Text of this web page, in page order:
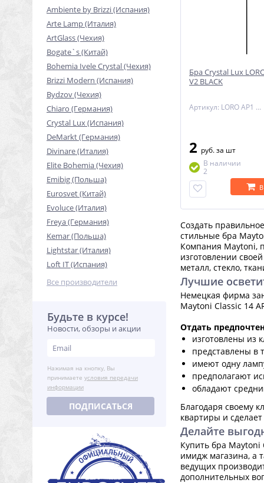
Ambiente by Brizzi (Испания)
Arte Lamp (Италия)
ArtGlass (Чехия)
Bogate`s (Китай)
Bohemia Ivele Crystal (Чехия)
Brizzi Modern (Испания)
Bydzov (Чехия)
Chiaro (Германия)
Crystal Lux (Испания)
DeMarkt (Германия)
Divinare (Италия)
Elite Bohemia (Чехия)
Emibig (Польша)
Eurosvet (Китай)
Evoluce (Италия)
Freya (Германия)
Kemar (Польша)
Lightstar (Италия)
Loft IT (Испания)
Все производители
Будьте в курсе!
Новости, обзоры и акции
Нажимая на кнопку, Вы
принимаете условия передачи
информации
ПОДПИСАТЬСЯ
Бра Crystal Lux
V2 BLACK
Артикул: LORO AP1 V2 BLACK
2 руб.за шт
В наличии
2
Создать
стильные бра
Компания Maytoni,
изготовлении
металл, стекло,
Лучшие
Немецкая фирма
Maytoni Classic 14
Отдать
изготовлены из
представлены в
имеют одну
предполагают
обладают
Благодаря своему
квартиры и
Делайте
Купить бра Maytoni
имидж магазина, а
ведущих
дополнительных